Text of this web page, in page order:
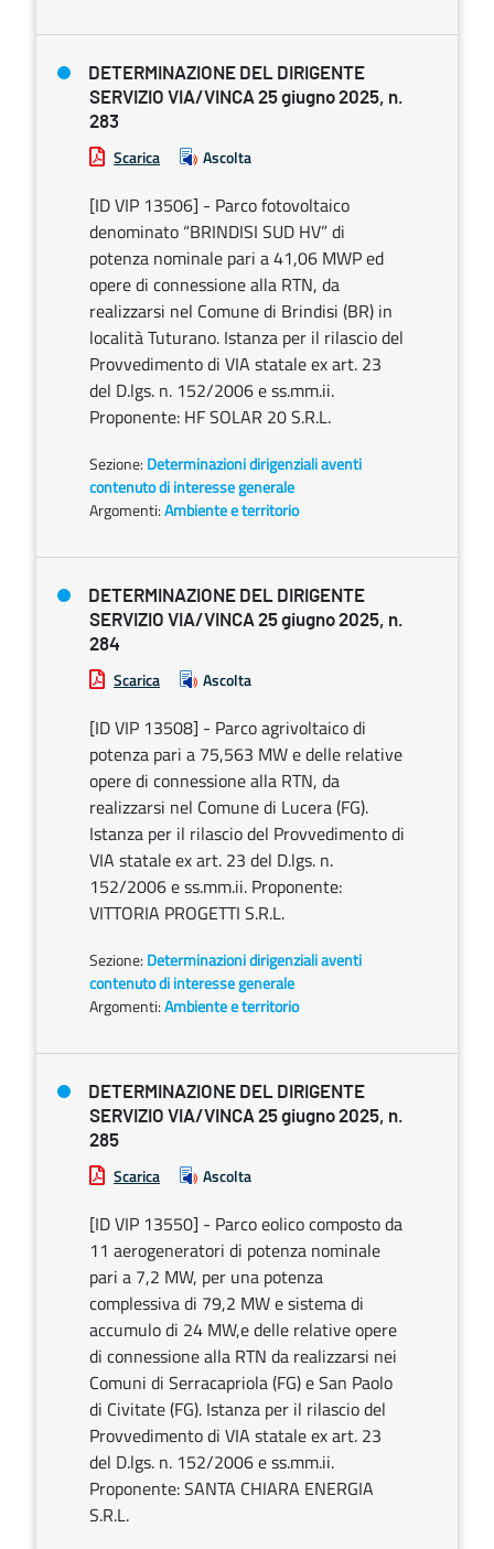
DETERMINAZIONE DEL DIRIGENTE
SERVIZIO VIA/VINCA 25 giugno 2025, n.
283
Scarica Ascolta
[ID VIP 13506] - Parco fotovoltaico
denominato “BRINDISI SUD HV” di
potenza nominale pari a 41,06 MWP ed
opere di connessione alla RTN, da
realizzarsi nel Comune di Brindisi (BR) in
località Tuturano. Istanza per il rilascio del
Provvedimento di VIA statale ex art. 23
del D.lgs. n. 152/2006 e ss.mm.ii.
Proponente: HF SOLAR 20 S.R.L.
Sezione: Determinazioni dirigenziali aventi
contenuto di interesse generale
Argomenti:Ambiente e territorio
DETERMINAZIONE DEL DIRIGENTE
SERVIZIO VIA/VINCA 25 giugno 2025, n.
284
Scarica Ascolta
[ID VIP 13508] - Parco agrivoltaico di
potenza pari a 75,563 MW e delle relative
opere di connessione alla RTN, da
realizzarsi nel Comune di Lucera (FG).
Istanza per il rilascio del Provvedimento di
VIA statale ex art. 23 del D.lgs. n.
152/2006 e ss.mm.ii. Proponente:
VITTORIA PROGETTI S.R.L.
Sezione: Determinazioni dirigenziali aventi
contenuto di interesse generale
Argomenti:Ambiente e territorio
DETERMINAZIONE DEL DIRIGENTE
SERVIZIO VIA/VINCA 25 giugno 2025, n.
285
Scarica Ascolta
[ID VIP 13550] - Parco eolico composto da
11 aerogeneratori di potenza nominale
pari a 7,2 MW, per una potenza
complessiva di 79,2 MW e sistema di
accumulo di 24 MW,e delle relative opere
di connessione alla RTN da realizzarsi nei
Comuni di Serracapriola (FG) e San Paolo
di Civitate (FG). Istanza per il rilascio del
Provvedimento di VIA statale ex art. 23
del D.lgs. n. 152/2006 e ss.mm.ii.
Proponente: SANTA CHIARA ENERGIA
S.R.L.